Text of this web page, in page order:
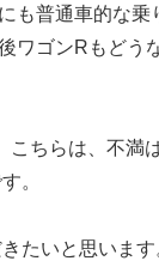
も普通車的な乗
ワゴンRもどう
ちらは、不満
。
たいと思います